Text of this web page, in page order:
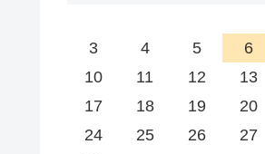
3
4 5 6
10
11 12 13
17
18 19 20
24
25 26 27